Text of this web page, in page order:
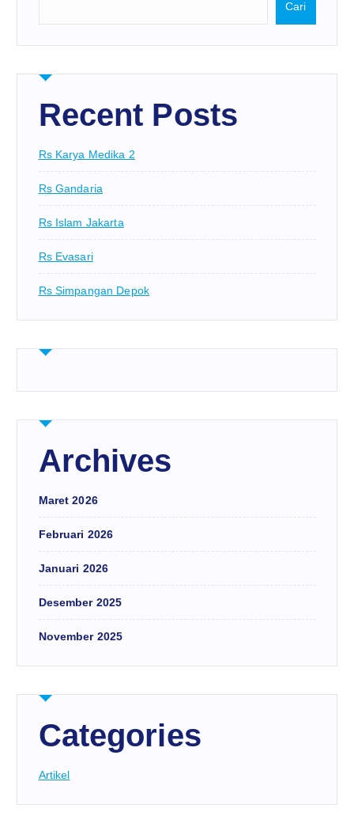
Cari
Recent Posts
Rs Karya Medika 2
Rs Gandaria
Rs Islam Jakarta
Rs Evasari
Rs Simpangan Depok
Archives
Maret 2026
Februari 2026
Januari 2026
Desember 2025
November 2025
Categories
Artikel